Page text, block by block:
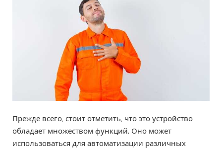
Прежде всего, стоит отметить, что это устройство
обладает множеством функций. Оно может
использоваться для автоматизации различных